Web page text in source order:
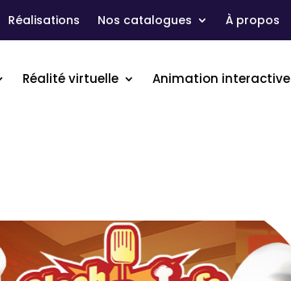
Réalisations Nos catalogues À propos
Réalité virtuelle Animation interactive